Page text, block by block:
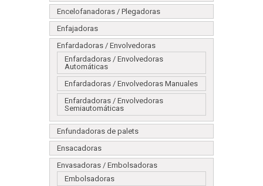
Encelofanadoras / Plegadoras
Enfajadoras
Enfardadoras / Envolvedoras
Enfardadoras / Envolvedoras
Automáticas
Enfardadoras / Envolvedoras Manuales
Enfardadoras / Envolvedoras
Semiautomáticas
Enfundadoras de palets
Ensacadoras
Envasadoras / Embolsadoras
Embolsadoras